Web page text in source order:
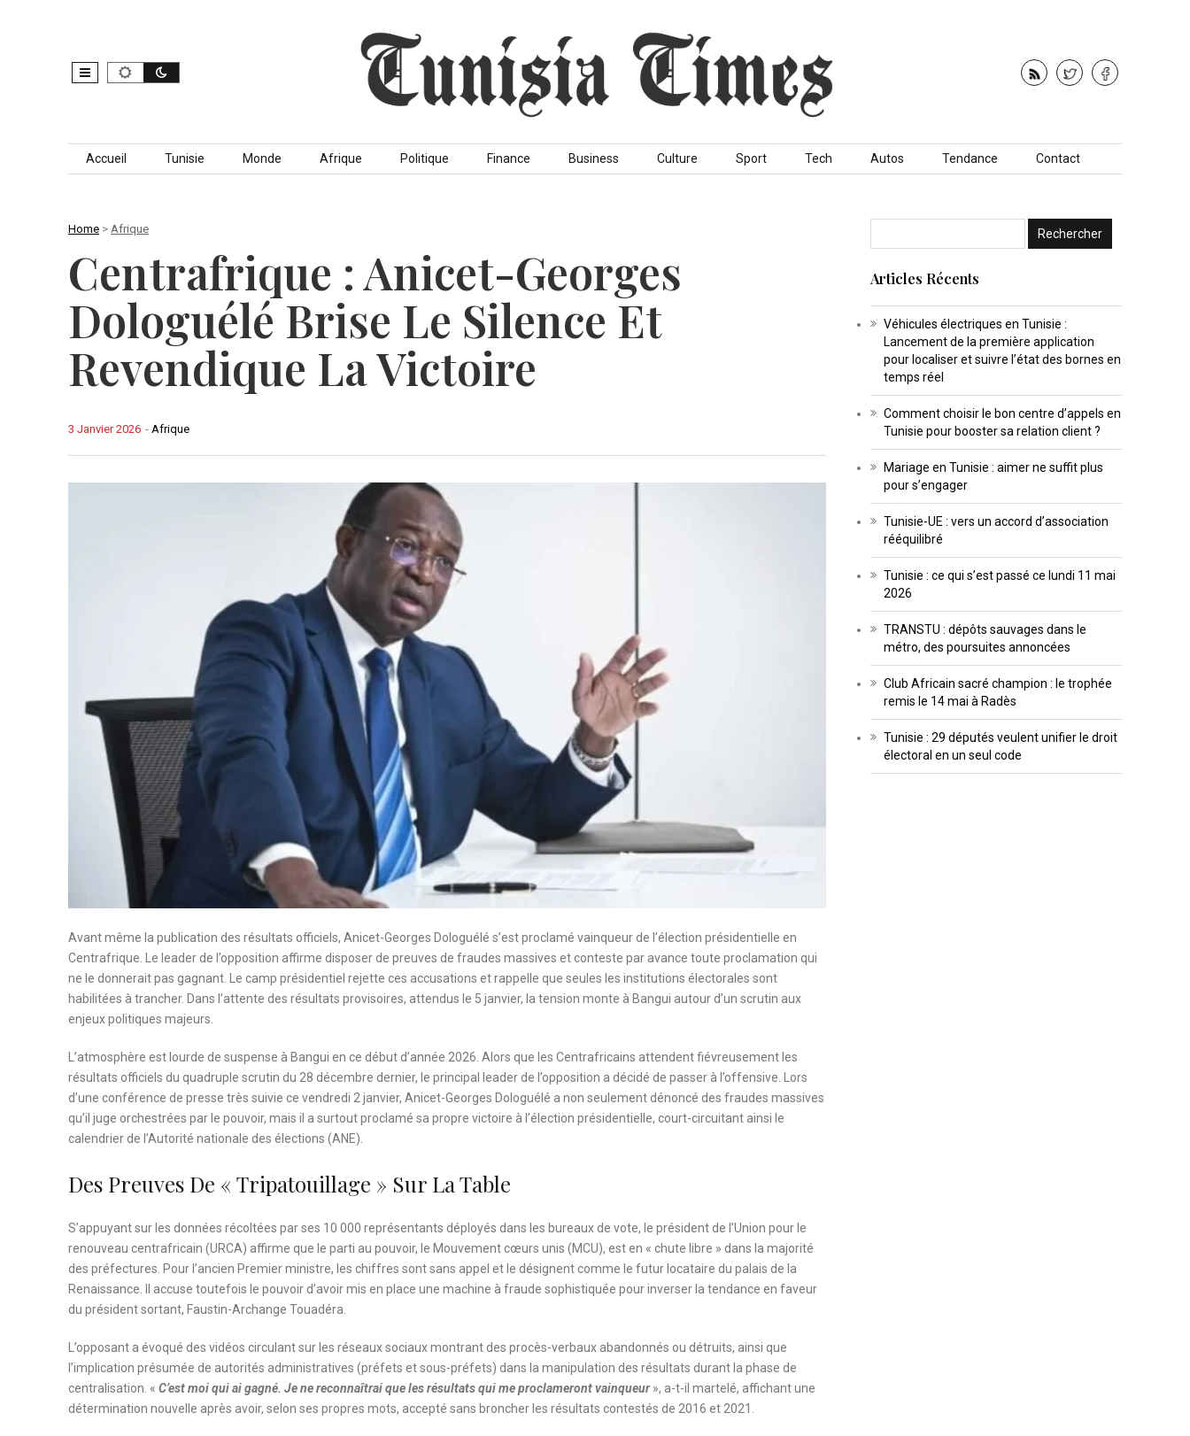
Skip to content
Accueil Tunisie Monde Afrique Politique Finance Business Culture Sport Tech Autos Tendance Contact
Home > Afrique
Centrafrique : Anicet-Georges
Dologuélé Brise Le Silence Et
Revendique La Victoire
- Afrique
3 Janvier 2026
Avant même la publication des résultats officiels, Anicet-Georges Dologuélé s’est proclamé vainqueur de l’élection présidentielle en
Centrafrique. Le leader de l’opposition affirme disposer de preuves de fraudes massives et conteste par avance toute proclamation qui
ne le donnerait pas gagnant. Le camp présidentiel rejette ces accusations et rappelle que seules les institutions électorales sont
habilitées à trancher. Dans l’attente des résultats provisoires, attendus le 5 janvier, la tension monte à Bangui autour d’un scrutin aux
enjeux politiques majeurs.
L’atmosphère est lourde de suspense à Bangui en ce début d’année 2026. Alors que les Centrafricains attendent fiévreusement les
résultats officiels du quadruple scrutin du 28 décembre dernier, le principal leader de l’opposition a décidé de passer à l’offensive. Lors
d’une conférence de presse très suivie ce vendredi 2 janvier, Anicet-Georges Dologuélé a non seulement dénoncé des fraudes massives
qu’il juge orchestrées par le pouvoir, mais il a surtout proclamé sa propre victoire à l’élection présidentielle, court-circuitant ainsi le
calendrier de l’Autorité nationale des élections (ANE).
Des Preuves De « Tripatouillage » Sur La Table
S’appuyant sur les données récoltées par ses 10 000 représentants déployés dans les bureaux de vote, le président de l’Union pour le
renouveau centrafricain (URCA) affirme que le parti au pouvoir, le Mouvement cœurs unis (MCU), est en « chute libre » dans la majorité
des préfectures. Pour l’ancien Premier ministre, les chiffres sont sans appel et le désignent comme le futur locataire du palais de la
Renaissance. Il accuse toutefois le pouvoir d’avoir mis en place une machine à fraude sophistiquée pour inverser la tendance en faveur
du président sortant, Faustin-Archange Touadéra.
L’opposant a évoqué des vidéos circulant sur les réseaux sociaux montrant des procès-verbaux abandonnés ou détruits, ainsi que
l’implication présumée de autorités administratives (préfets et sous-préfets) dans la manipulation des résultats durant la phase de
centralisation. « C’est moi qui ai gagné. Je ne reconnaîtrai que les résultats qui me proclameront vainqueur», a-t-il martelé, affichant une
détermination nouvelle après avoir, selon ses propres mots, accepté sans broncher les résultats contestés de 2016 et 2021.
Articles Récents
Véhicules électriques en Tunisie :
Lancement de la première application
pour localiser et suivre l’état des bornes en
temps réel
Comment choisir le bon centre d’appels en
Tunisie pour booster sa relation client ?
Mariage en Tunisie : aimer ne suffit plus
pour s’engager
Tunisie-UE : vers un accord d’association
rééquilibré
Tunisie : ce qui s’est passé ce lundi 11 mai
2026
TRANSTU : dépôts sauvages dans le
métro, des poursuites annoncées
Club Africain sacré champion : le trophée
remis le 14 mai à Radès
Tunisie : 29 députés veulent unifier le droit
électoral en un seul code